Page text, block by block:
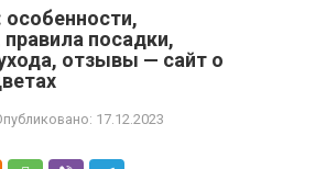
особенности,
правила посадки,
отзывы — сайт о
17.12.2023